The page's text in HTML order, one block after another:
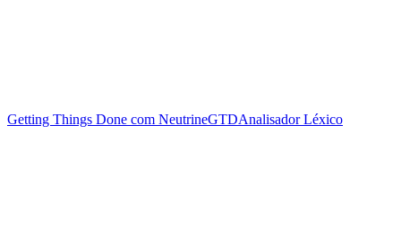
Getting Things Done com NeutrineGTDAnalisador Léxico